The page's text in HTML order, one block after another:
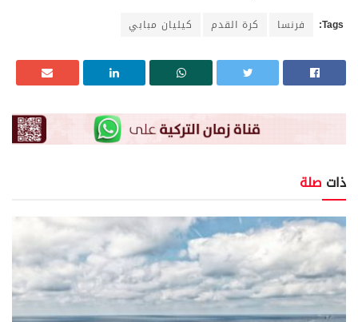
Tags: فرنسا كرة القدم كيليان مبابي
ذات صلة